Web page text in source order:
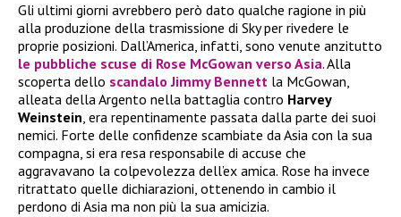
Gli ultimi giorni avrebbero però dato qualche ragione in più
alla produzione della trasmissione di Sky per rivedere le
proprie posizioni. Dall’America, infatti, sono venute anzitutto
le pubbliche scuse di Rose McGowan verso Asia. Alla
scoperta dello scandaloJimmy Bennett la McGowan,
alleata della Argento nella battaglia contro Harvey
Weinstein, era repentinamente passata dalla parte dei suoi
nemici. Forte delle confidenze scambiate da Asia con la sua
compagna, si era resa responsabile di accuse che
aggravavano la colpevolezza dell’ex amica. Rose ha invece
ritrattato quelle dichiarazioni, ottenendo in cambio il
perdono di Asia ma non più la sua amicizia.